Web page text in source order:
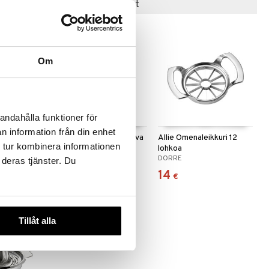
Om
funktioner för
information från din enhet
kombinera informationen
tjänster. Du
Tillåt alla
Suositut tuotteet
AdHoc Sytytin ladattava
ARC
ADHOC
Allie Omenaleikkuri 12
lohkoa
DORRE
14 €
-12%